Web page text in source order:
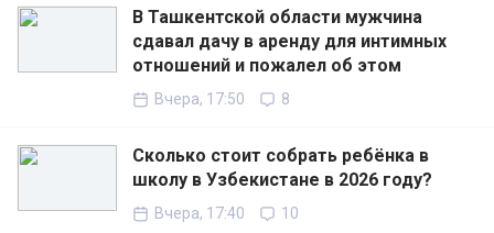
В Ташкентской области мужчина
сдавал дачу в аренду для интимных
отношений и пожалел об этом
Вчера, 17:50 8
Сколько стоит собрать ребёнка в
школу в Узбекистане в 2026 году?
Вчера, 17:40 10